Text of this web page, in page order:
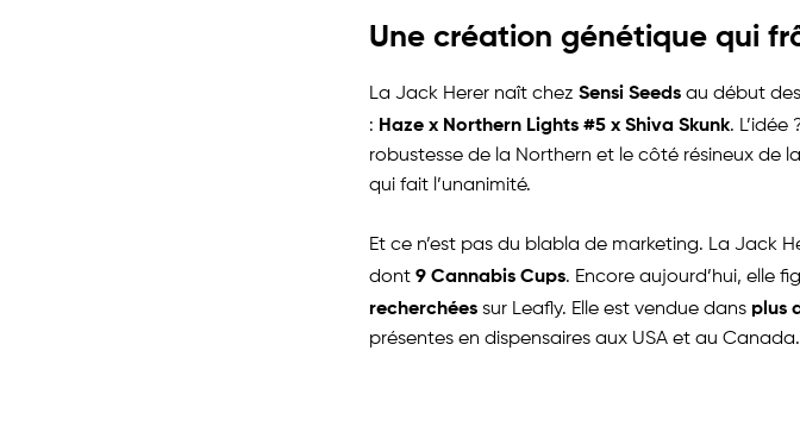
Une création génétique qui
La Jack Herer naît chez Sensi Seedsau début des
: Haze x Northern Lights #5 x Shiva Skunk.
robustesse de la Northern et le côté résineux de
qui fait l’unanimité.
Et ce n’est pas du blabla de marketing. La Jack
dont 9 Cannabis Cups. Encore aujourd’hui, elle
recherchéessur Leafly. Elle est vendue dans plus
présentes en dispensaires aux USA et au Canada.